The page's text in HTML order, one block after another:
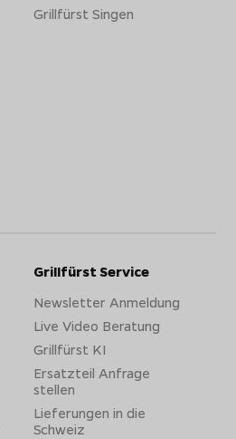
Grillfürst Singen
Grillfürst Service
Newsletter Anmeldung
Live Video Beratung
Grillfürst KI
Ersatzteil Anfrage
stellen
Lieferungen in die
Schweiz